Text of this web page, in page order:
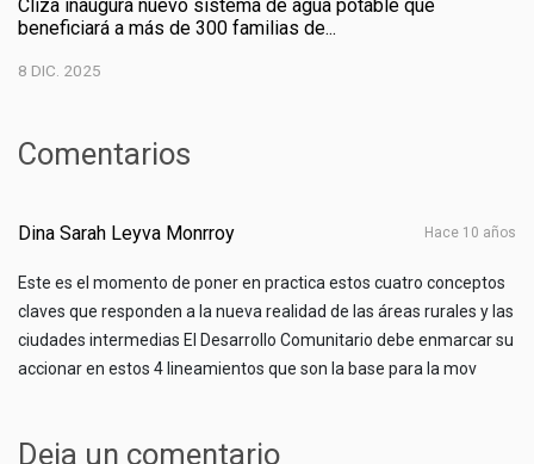
Cliza inaugura nuevo sistema de agua potable que
beneficiará a más de 300 familias de...
8 DIC. 2025
Comentarios
hace 10 años
Dina Sarah Leyva Monrroy
Este es el momento de poner en practica estos cuatro conceptos
claves que responden a la nueva realidad de las áreas rurales y las
ciudades intermedias El Desarrollo Comunitario debe enmarcar su
accionar en estos 4 lineamientos que son la base para la mov
Deja un comentario